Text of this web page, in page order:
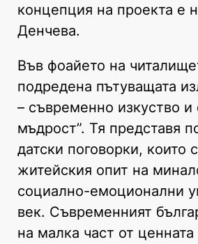
концепция на проекта е
Денчева.
Във фоайето на
подредена пътуващата
– съвременно изкуство и
мъдрост”. Тя представя
датски поговорки, които
житейския опит на
социално-емоционални
век. Съвременният
на малка част от